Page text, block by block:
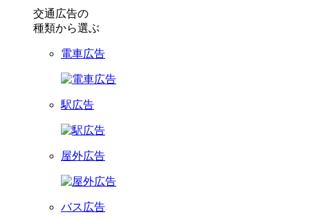
交通広告の
種類から選ぶ
電車広告
駅広告
屋外広告
バス広告